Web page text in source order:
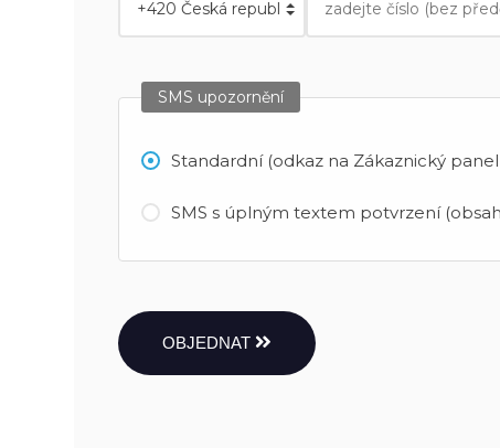
SMS upozornění
Standardní (odkaz na Zákaznický
SMS s úplným textem potvrzení
OBJEDNAT